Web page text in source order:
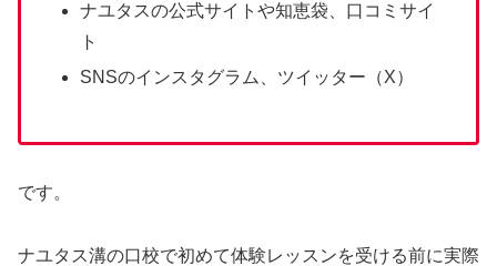
ナユタスの公式サイトや知恵袋、口コミサイ
ト
SNSのインスタグラム、ツイッター（X）
です。
ナユタス溝の口校で初めて体験レッスンを受ける前に実際